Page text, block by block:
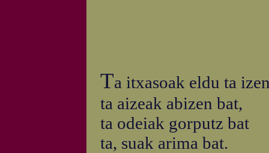
Ta itxasoak eldu ta
ta aizeak abizen bat,
ta odeiak gorputz bat
ta, suak arima bat.